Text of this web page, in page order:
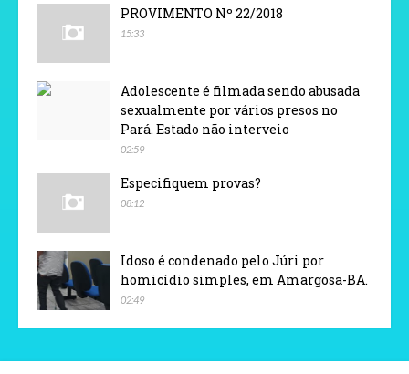
PROVIMENTO Nº 22/2018
15:33
Adolescente é filmada sendo abusada
sexualmente por vários presos no
Pará. Estado não interveio
02:59
Especifiquem provas?
08:12
Idoso é condenado pelo Júri por
homicídio simples, em Amargosa-BA.
02:49